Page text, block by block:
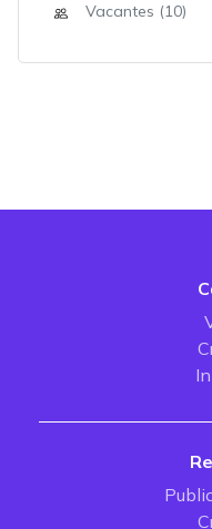
Vacantes (10)